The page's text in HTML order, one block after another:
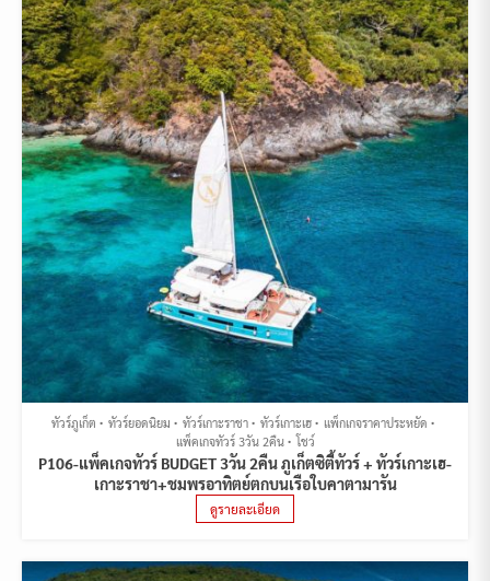
ทัวร์ภูเก็ต ทัวร์ยอดนิยม ทัวร์เกาะราชา ทัวร์เกาะเฮ
แพ็กเกจราคาประหยัด
แพ็คเกจทัวร์ 3วัน 2คืน
โชว์
P106-แพ็คเกจทัวร์ BUDGET 3วัน 2คืน ภูเก็ตซิตี้ทัวร์ + ทัวร์เกาะเฮ-
เกาะราชา+ชมพรอาทิตย์ตกบนเรือใบคาตามารัน
ดูรายละเอียด